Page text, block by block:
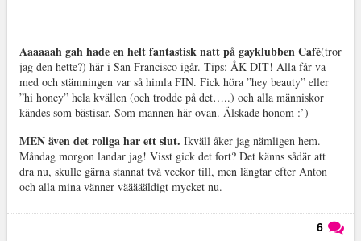
Aaaaaah gah hade en helt fantastisk natt på gayklubben Café(tror
jag den hette?) här i San Francisco igår. Tips: ÅK DIT! Alla får va
med och stämningen var så himla FIN. Fick höra ”hey beauty” eller
”hi honey” hela kvällen (och trodde på det…..) och alla människor
kändes som bästisar. Som mannen här ovan. Älskade honom :’)
MEN även det roliga har ett slut. Ikväll åker jag nämligen hem.
Måndag morgon landar jag! Visst gick det fort? Det känns sådär att
dra nu, skulle gärna stannat två veckor till, men längtar efter Anton
och alla mina vänner väääääldigt mycket nu.
6